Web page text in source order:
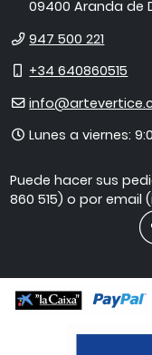
09400 Aranda de
Teléfono
947 500 221
Móvil
+34 640860515
E-
Horario
atención
Lunes a viernes:
Puede hacer sus
860 515) o por